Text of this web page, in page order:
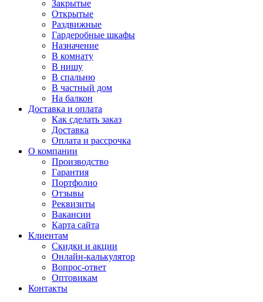
Закрытые
Открытые
Раздвижные
Гардеробные шкафы
Назначение
В комнату
В нишу
В спальню
В частный дом
На балкон
Доставка и оплата
Как сделать заказ
Доставка
Оплата и рассрочка
О компании
Производство
Гарантия
Портфолио
Отзывы
Реквизиты
Вакансии
Карта сайта
Клиентам
Скидки и акции
Онлайн-калькулятор
Вопрос-ответ
Оптовикам
Контакты